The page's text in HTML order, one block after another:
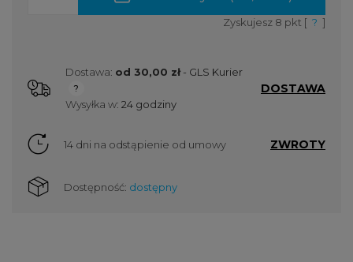
Zyskujesz 8 pkt [ ? ]
Dostawa: od 30,00 zł - GLS Kurier
Cena nie zawiera ewentualnych kosztów płatności
Wysyłka w: 24 godziny
DOSTAWA
14 dni na odstąpienie od umowy ZWROTY
Dostępność: dostępny